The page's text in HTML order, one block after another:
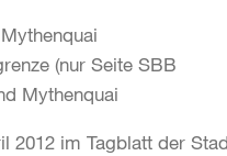
(nur Seite SBB
Mythenquai
2012 im Tagblatt der